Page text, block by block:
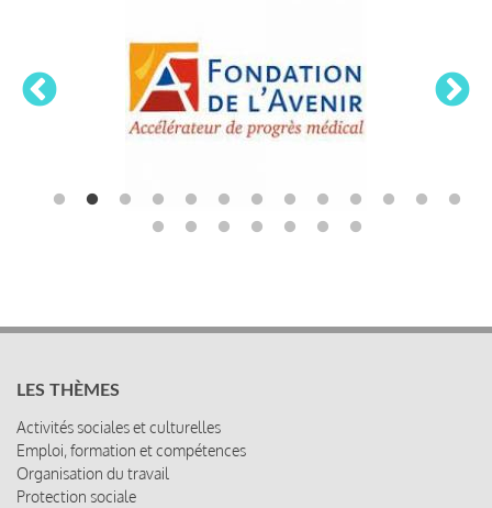
LES THÈMES
Activités sociales et culturelles
Emploi, formation et compétences
Organisation du travail
Protection sociale